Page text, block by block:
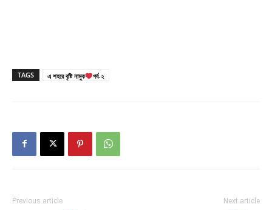
TAGS এ শহরে বৃষ্টি নামুক পর্ব-২
Previous article Next article